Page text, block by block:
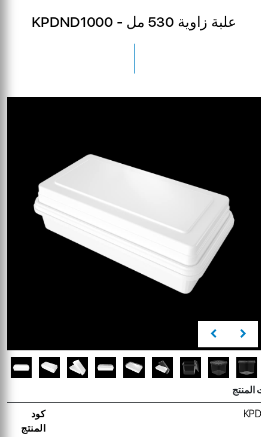
KPDND1000 - علبة زاوية 530 مل
المنتج
كود
المنتج